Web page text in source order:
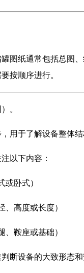
图纸通常包括总图
按顺序进行。
。
用于了解设备整体结
以下内容：
或卧式）
、高度或长度）
、鞍座或基础）
断设备的大致形态和